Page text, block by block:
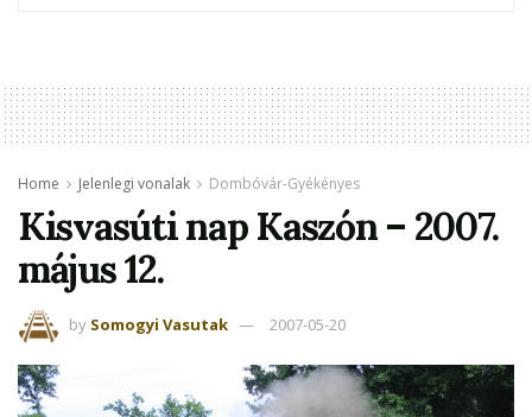
Home Jelenlegi vonalak Dombóvár-Gyékényes
Kisvasúti nap Kaszón – 2007.
május 12.
by Somogyi Vasutak 2007-05-20